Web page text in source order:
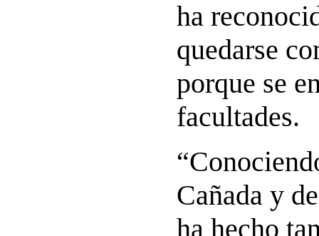
ha
quedarse
porque se
facultades.
Cañada y
ha hecho